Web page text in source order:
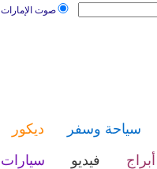
صوت الإمارات
سياحة وسفر
ديكور
أبراج فيديو سيارات